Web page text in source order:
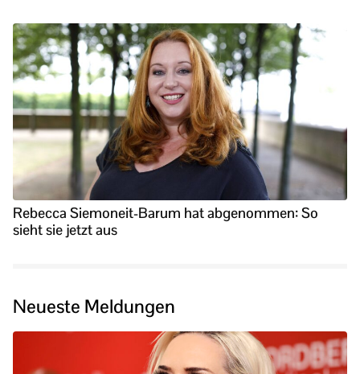
Rebecca Siemoneit-Barum hat abgenommen: So
sieht sie jetzt aus
Neueste Meldungen